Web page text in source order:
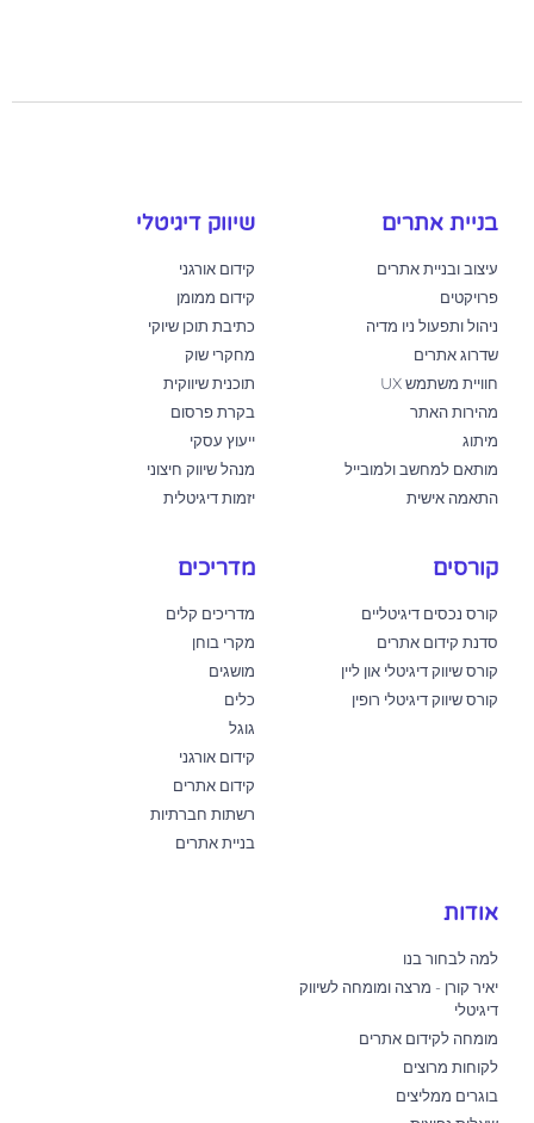
בניית אתרים
עיצוב ובניית אתרים
פרויקטים
ניהול ותפעול ניו מדיה
שדרוג אתרים
חוויית משתמש UX
מהירות האתר
מיתוג
מותאם למחשב ולמובייל
התאמה אישית
שיווק דיגיטלי
קידום אורגני
קידום ממומן
כתיבת תוכן שיוקי
מחקרי שוק
תוכנית שיווקית
בקרת פרסום
ייעוץ עסקי
מנהל שיווק חיצוני
יזמות דיגיטלית
קורסים
קורס נכסים דיגיטליים
סדנת קידום אתרים
קורס שיווק דיגיטלי און ליין
קורס שיווק דיגיטלי רופין
מדריכים
מדריכים קלים
מקרי בוחן
מושגים
כלים
גוגל
קידום אורגני
קידום אתרים
רשתות חברתיות
בניית אתרים
אודות
למה לבחור בנו
יאיר קורן - מרצה ומומחה לשיווק
דיגיטלי
מומחה לקידום אתרים
לקוחות מרוצים
בוגרים ממליצים